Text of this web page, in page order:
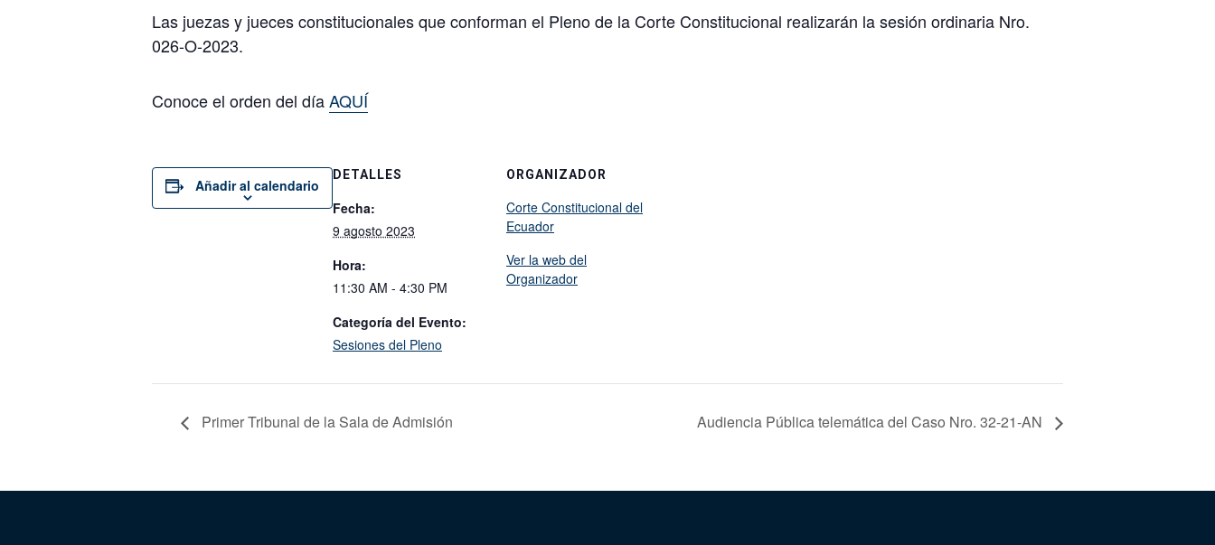
Las juezas y jueces constitucionales que conforman el Pleno de la Corte Constitucional realizarán la sesión ordinaria Nro.
026-O-2023.
Conoce el orden del díaAQUÍ
Añadir al calendario
DETALLES
Fecha:
9 agosto 2023
Hora:
11:30 AM - 4:30 PM
Categoría del Evento:
Sesiones del Pleno
ORGANIZADOR
Corte Constitucional del
Ecuador
Ver la web del
Organizador
Primer Tribunal de la Sala de Admisión Audiencia Pública telemática del Caso Nro. 32-21-AN